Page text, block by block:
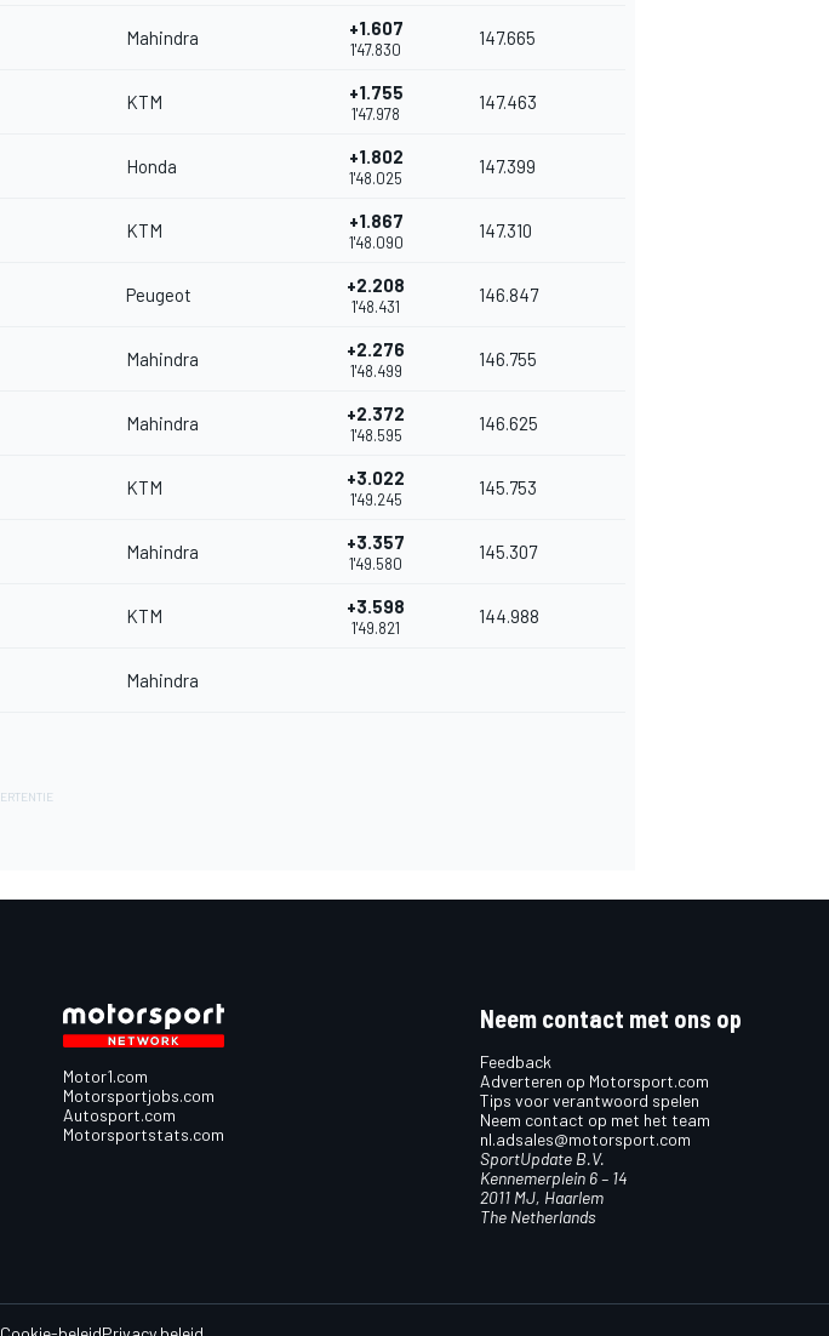
Mahindra +1.607
1'47.830
147.665
KTM +1.755
1'47.978
147.463
Honda +1.802
1'48.025
147.399
KTM +1.867
1'48.090
147.310
Peugeot +2.208
1'48.431
146.847
Mahindra +2.276
1'48.499
146.755
Mahindra +2.372
1'48.595
146.625
KTM +3.022
1'49.245
145.753
Mahindra +3.357
1'49.580
145.307
KTM +3.598
1'49.821
144.988
Mahindra
Motor1.com
Motorsportjobs.com
Autosport.com
Motorsportstats.com
Neem contact met ons op
Feedback
Adverteren op Motorsport.com
Tips voor verantwoord spelen
Neem contact op met het team
nl.adsales@motorsport.com
SportUpdate B.V.
Kennemerplein 6 – 14
2011 MJ, Haarlem
The Netherlands